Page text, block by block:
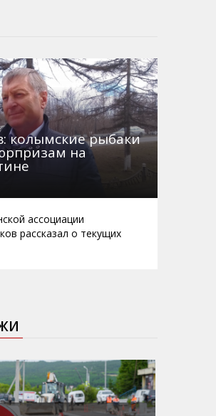
колымские рыбаки
на
ассоциации
рассказал о текущих